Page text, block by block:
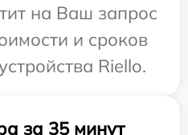
на Ваш запрос
и сроков
Riello.
за 35 минут